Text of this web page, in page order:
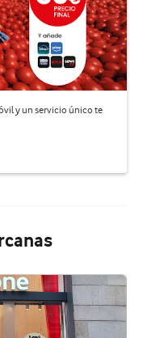
y un servicio único te